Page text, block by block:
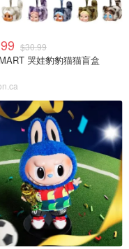
$30.99
哭娃豹豹猫猫盲盒